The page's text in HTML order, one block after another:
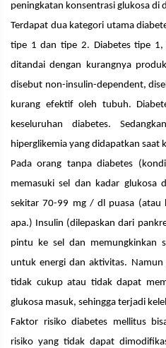
peningkatan konsentrasi glukosa di
Terdapat dua kategori utama
tipe 1 dan tipe 2. Diabetes tipe 1,
ditandai dengan kurangnya
disebut non-insulin-dependent,
kurang efektif oleh tubuh.
keseluruhan diabetes.
hiperglikemia yang didapatkan saat
Pada orang tanpa diabetes
memasuki sel dan kadar glukosa
sekitar 70-99 mg / dl puasa (atau
apa.) Insulin (dilepaskan dari
pintu ke sel dan memungkinkan
untuk energi dan aktivitas.
tidak cukup atau tidak dapat
glukosa masuk, sehingga terjadi
Faktor risiko diabetes mellitus
risiko yang tidak dapat